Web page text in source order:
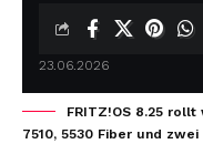
23.06.2026
FRITZ!OS 8.25
7510, 5530 Fiber und